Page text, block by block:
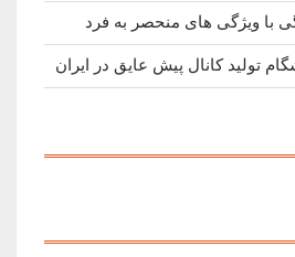
با ویژگی های منحصر به فرد
تولید کانال پیش عایق در ایران